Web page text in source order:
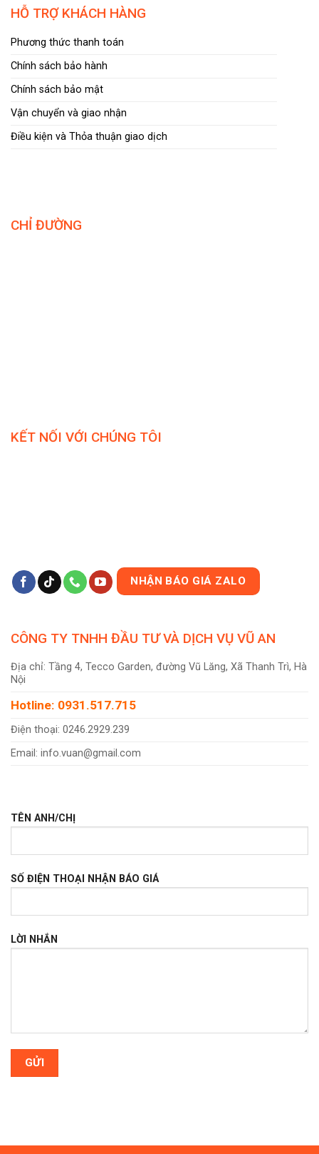
HỖ TRỢ KHÁCH HÀNG
Phương thức thanh toán
Chính sách bảo hành
Chính sách bảo mật
Vận chuyển và giao nhận
Điều kiện và Thỏa thuận giao dịch
CHỈ ĐƯỜNG
KẾT NỐI VỚI CHÚNG TÔI
NHẬN BÁO GIÁ ZALO
CÔNG TY TNHH ĐẦU TƯ VÀ DỊCH VỤ VŨ AN
Địa chỉ: Tầng 4, Tecco Garden, đường Vũ Lăng, Xã Thanh Trì, Hà
Nội
Hotline: 0931.517.715
Điện thoại: 0246.2929.239
Email: info.vuan@gmail.com
TÊN ANH/CHỊ
SỐ ĐIỆN THOẠI NHẬN BÁO GIÁ
LỜI NHẮN